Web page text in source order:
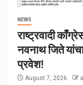
NEWS
राष्ट्रवादी
नवनाथ जिते
प्रवेश!
August 7, 2026